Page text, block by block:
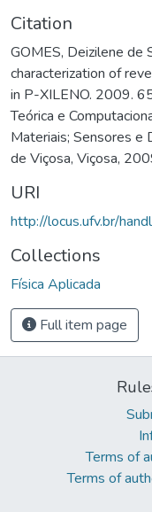
Citation
GOMES, Deizilene de
characterization of
in P-XILENO. 2009.
Teórica e
Materiais; Sensores e
de Viçosa, Viçosa,
URI
http://locus.ufv.br/
Collections
Física Aplicada
Full item page
Terms of
Terms of